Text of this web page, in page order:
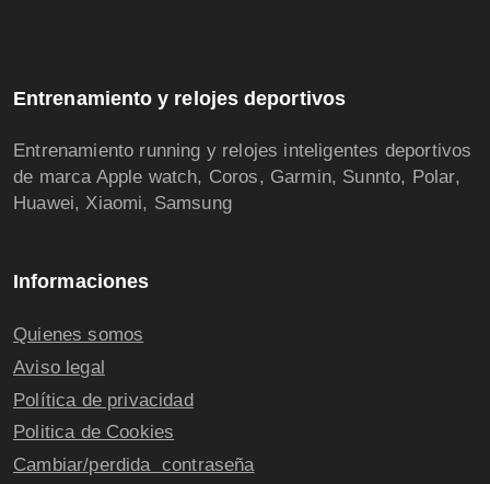
Entrenamiento y relojes deportivos
Entrenamiento running y relojes inteligentes deportivos
de marca Apple watch, Coros, Garmin, Sunnto, Polar,
Huawei, Xiaomi, Samsung
Informaciones
Quienes somos
Aviso legal
Política de privacidad
Politica de Cookies
Cambiar/perdida contraseña